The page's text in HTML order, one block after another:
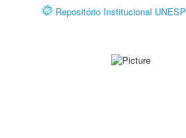
Repositório Institucional UNESP